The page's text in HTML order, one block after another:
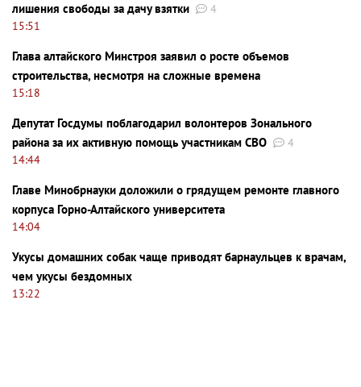
лишения свободы за дачу взятки
4
15:51
Глава алтайского Минстроя заявил о росте объемов
строительства, несмотря на сложные времена
15:18
Депутат Госдумы поблагодарил волонтеров Зонального
района за их активную помощь участникам СВО
4
14:44
Главе Минобрнауки доложили о грядущем ремонте главного
корпуса Горно-Алтайского университета
14:04
Укусы домашних собак чаще приводят барнаульцев к врачам,
чем укусы бездомных
13:22